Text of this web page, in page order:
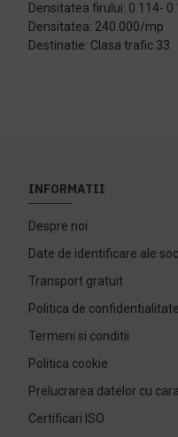
Densitatea firului: 0.114-
Densitatea: 240.000/mp
Destinatie: Clasa trafic 33
INFORMATII
Despre noi
Date de identificare ale
Transport gratuit
Politica de confidentialitate
Termeni si conditii
Politica cookie
Prelucrarea datelor cu
Certificari ISO